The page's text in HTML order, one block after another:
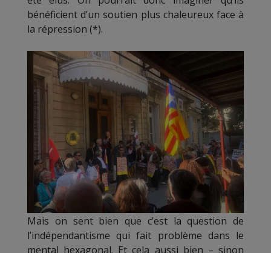
bénéficient d’un soutien plus chaleureux face à
la répression (*).
Mais on sent bien que c’est la question de
l’indépendantisme qui fait problème dans le
mental hexagonal. Et cela aussi bien – sinon